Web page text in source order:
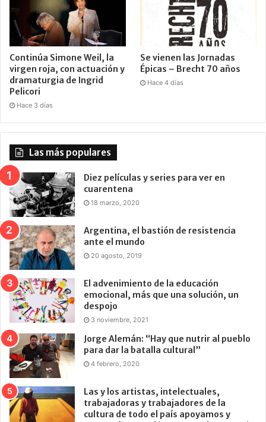
Continúa Simone Weil, la
virgen roja, con actuación y
dramaturgia de Ingrid
Pelicori
Hace 3 días
Se vienen las Jornadas
Épicas – Brecht 70 años
Hace 4 días
Las más populares
Diez películas y series para ver en
cuarentena
18 marzo, 2020
Argentina, el bastión de resistencia
ante el mundo
20 agosto, 2019
El advenimiento de la educación
emocional, más que una solución, un
despojo
3 noviembre, 2021
Jorge Alemán: “Hay que nutrir al pueblo
para dar la batalla cultural”
4 febrero, 2020
Las y los artistas, intelectuales,
trabajadoras y trabajadores de la
cultura de todo el país apoyamos y